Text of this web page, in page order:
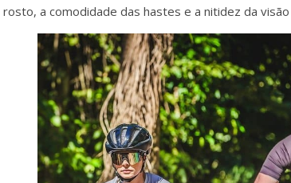
a comodidade das hastes e a nitidez da